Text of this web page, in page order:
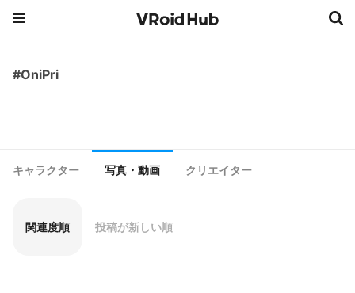
#OniPri
キャラクター 写真・動画 クリエイター
関連度順 投稿が新しい順